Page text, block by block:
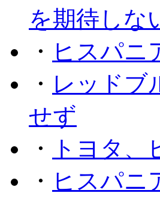
を期待しな
・ ヒスパニ
・ レッドブ
せず
・
トヨタ
・ ヒスパニ